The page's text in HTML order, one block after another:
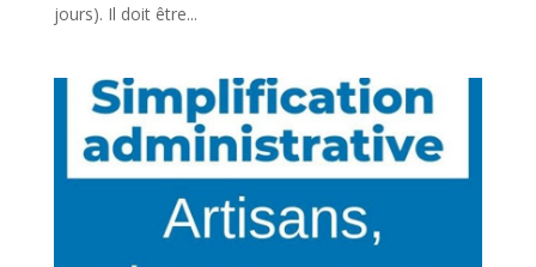
jours). Il doit être...